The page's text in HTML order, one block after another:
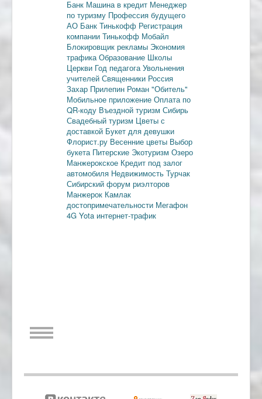
Банк Машина в кредит Менеджер
по туризму Профессия будущего
АО Банк Тинькофф Регистрация
компании Тинькофф Мобайл
Блокировщик рекламы Экономия
трафика Образование Школы
Церкви Год педагога Увольнения
учителей Священники Россия
Захар Прилепин Роман "Обитель"
Мобильное приложение Оплата по
QR-коду Въездной туризм Сибирь
Свадебный туризм Цветы с
доставкой Букет для девушки
Флорист.ру Весенние цветы Выбор
букета Питерские Экотуризм Озеро
Манжерокское Кредит под залог
автомобиля Недвижимость Турчак
Сибирский форум риэлторов
Манжерок Камлак
достопримечательности Мегафон
4G Yota интернет-трафик